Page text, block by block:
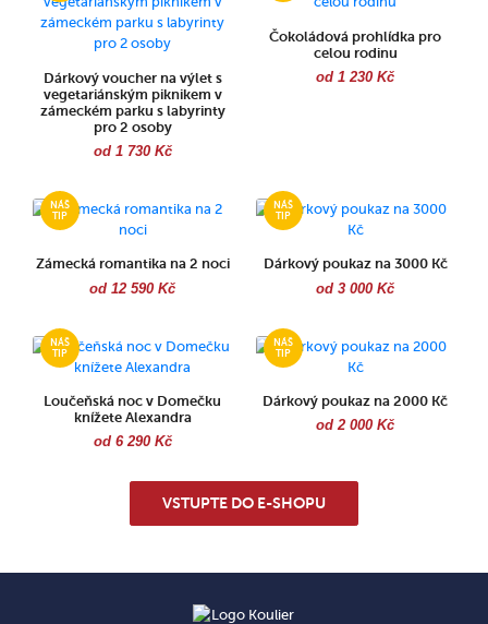
Dárkový voucher na výlet s
vegetariánským piknikem v
zámeckém parku s labyrinty
pro 2 osoby
od 1 730 Kč
Čokoládová prohlídka pro
celou rodinu
od 1 230 Kč
Zámecká romantika na 2 noci
od 12 590 Kč
Dárkový poukaz na 3000 Kč
od 3 000 Kč
Loučeňská noc v Domečku
knížete Alexandra
od 6 290 Kč
Dárkový poukaz na 2000 Kč
od 2 000 Kč
VSTUPTE DO E-SHOPU